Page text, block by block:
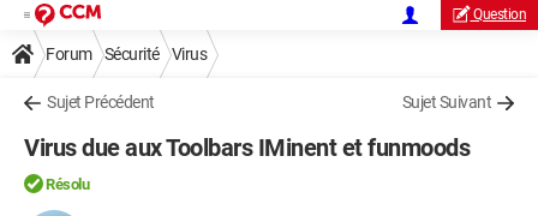
Question
Forum Sécurité Virus
Sujet Précédent Sujet Suivant
Virus due aux Toolbars IMinent et funmoods
Résolu